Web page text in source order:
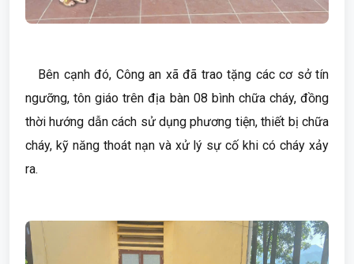
Bên cạnh đó, Công an xã đã trao tặng các cơ sở tín
ngưỡng, tôn giáo trên địa bàn 08 bình chữa cháy, đồng
thời hướng dẫn cách sử dụng phương tiện, thiết bị chữa
cháy, kỹ năng thoát nạn và xử lý sự cố khi có cháy xảy
ra.